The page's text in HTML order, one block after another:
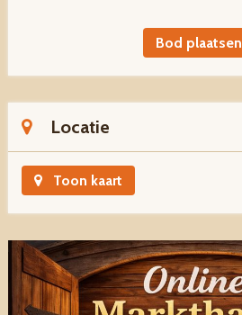
Bod plaatsen
Locatie
Toon kaart